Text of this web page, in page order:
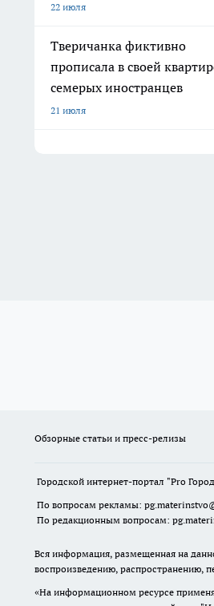
22 июля
Тверичанка фиктивно
прописала в своей
семерых иностранцев
21 июля
Обзорные статьи и пресс-релизы
Городской интернет-портал "Pro
По вопросам рекламы:
По редакционным вопросам:
Вся информация, размещенная на
воспроизведению, распространению,
«На информационном ресурсе